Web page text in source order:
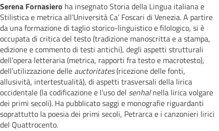
Serena Fornasiero ha insegnato Storia della Lingua italiana e
Stilistica e metrica all’Università Ca’ Foscari di Venezia. A partire
da una formazione di taglio storico-linguistico e filologico, si è
occupata di critica del testo (tradizione manoscritta e a stampa,
edizione e commento di testi antichi), degli aspetti strutturali
dell’opera letteraria (metrica, rapporti fra testo e macrotesto),
dell’utilizzazione delle auctoritates(ricezione delle fonti,
allusività, intertestualità), di aspetti trasversali della lirica
occidentale (la codificazione e l’uso del senhalnella lirica volgare
dei primi secoli). Ha pubblicato saggi e monografie riguardanti
soprattutto la poesia dei primi secoli, Petrarca e i canzonieri lirici
del Quattrocento.